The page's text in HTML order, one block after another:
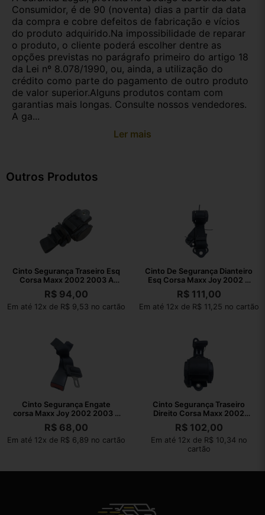
Consumidor, é de 90 (noventa) dias a partir da data
da compra e cobre defeitos de fabricação e vícios
do produto adquirido.Na impossibilidade de reparar
o produto, o cliente poderá escolher dentre as
opções previstas no parágrafo primeiro do artigo 18
da Lei nº 8.078/1990, ou, ainda, a utilização do
crédito como parte do pagamento de outro produto
de valor superior.Alguns produtos contam com
garantias mais longas. Consulte nossos vendedores.
A ga...
Ler mais
Outros Produtos
Cinto Segurança Traseiro Esq
Corsa Maxx 2002 2003 A
2010
R$ 94,00
Em até 12x de R$ 9,53 no cartão
Cinto De Segurança Dianteiro
Esq Corsa Maxx Joy 2002 A
2010
R$111,00
Em até 12x de R$ 11,25 no cartão
Cinto Segurança Engate
corsa Maxx Joy 2002 2003 A
2010
R$ 68,00
Em até 12x de R$ 6,89 no cartão
Cinto Segurança Traseiro
Direito Corsa Maxx 2002
2003 A 2010
R$102,00
Em até 12x de R$ 10,34 no
cartão